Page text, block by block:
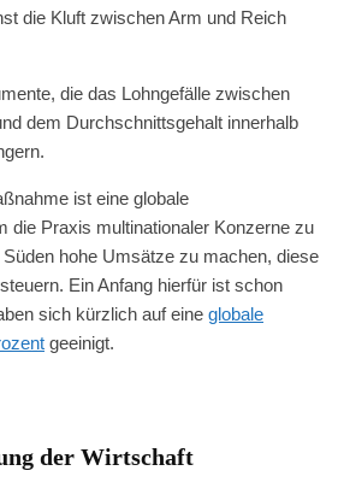
die Kluft zwischen Arm und Reich
die das Lohngefälle zwischen
dem Durchschnittsgehalt innerhalb
ist eine globale
die Praxis multinationaler Konzerne zu
hohe Umsätze zu machen, diese
Ein Anfang hierfür ist schon
sich kürzlich auf eine globale
geeinigt.
der Wirtschaft